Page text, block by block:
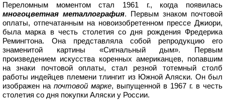
Переломным моментом стал 1961 г., когда появилась
многоцветная металлография. Первым знаком почтовой
оплаты, отпечатанным на новоизобретенном прессе Джиори,
была марка в честь столетия со дня рождения Фредерика
Ремингтона. Она представляла собой репродукцию его
знаменитой картины «Сигнальный дым». Первым
произведением искусства коренных американцев, попавшим
на знаки почтовой оплаты, стал резной тотемный столб
работы индейцев племени тлингит из Южной Аляски. Он был
изображен на почтовой марке, выпущенной в 1967 г. в честь
столетия со дня покупки Аляски у России.